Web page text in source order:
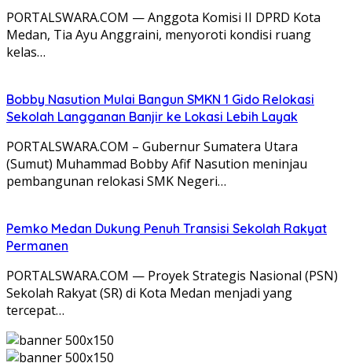
PORTALSWARA.COM — Anggota Komisi II DPRD Kota
Medan, Tia Ayu Anggraini, menyoroti kondisi ruang
kelas…
Bobby Nasution Mulai Bangun SMKN 1 Gido Relokasi
Sekolah Langganan Banjir ke Lokasi Lebih Layak
PORTALSWARA.COM – Gubernur Sumatera Utara
(Sumut) Muhammad Bobby Afif Nasution meninjau
pembangunan relokasi SMK Negeri…
Pemko Medan Dukung Penuh Transisi Sekolah Rakyat
Permanen
PORTALSWARA.COM — Proyek Strategis Nasional (PSN)
Sekolah Rakyat (SR) di Kota Medan menjadi yang
tercepat…